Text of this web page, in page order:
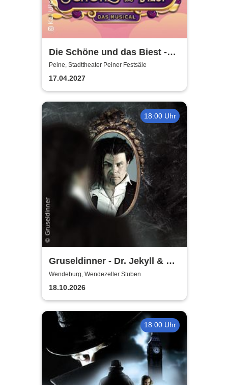
Die Schöne und das Biest -
das Musical | Theater Liberi
Peine, Stadttheater Peiner Festsäle
17.04.2027
18:00 Uhr
Gruseldinner - Dr. Jekyll & Mr.
Hyde
Wendeburg, Wendezeller Stuben
18.10.2026
18:00 Uhr